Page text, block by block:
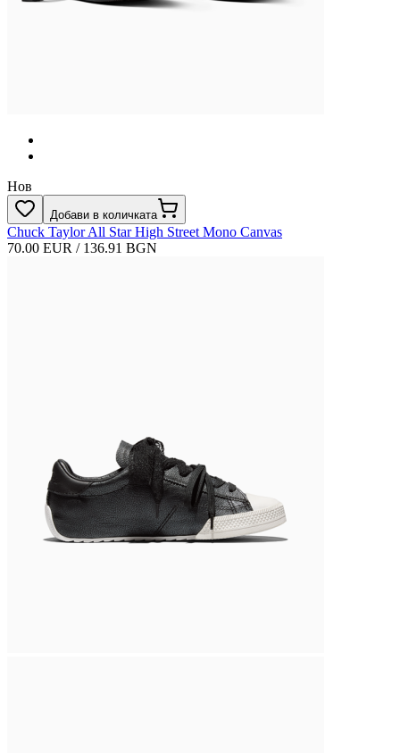
Нов
Добави в количката
Chuck Taylor All Star High Street Mono Canvas
70.00 EUR / 136.91 BGN